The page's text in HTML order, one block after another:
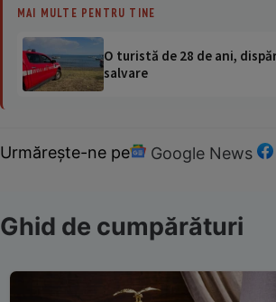
MAI MULTE PENTRU TINE
O turistă de 28 de ani,
salvare
Urmărește-ne pe Google News
Ghid de cumpărături